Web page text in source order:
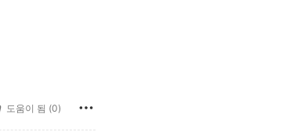
도움이 됨 (0)